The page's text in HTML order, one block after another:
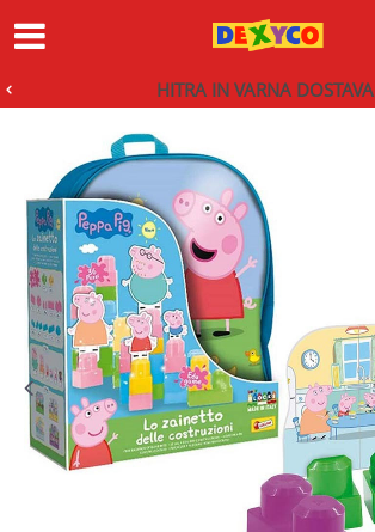
HITRA IN VARNA DOSTAVA